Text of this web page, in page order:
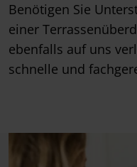
Benötigen Sie
einer
ebenfalls auf uns
schnelle und